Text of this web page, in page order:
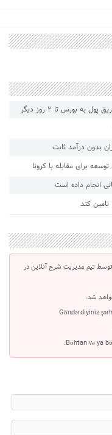
بورس تا ۲ روز دیگر
بدون درآمد ثابت
برای مقابله با کرونا
انجام داده است
تامین کند
تیم مدیریت شرح آنلاین در
شد.
Göndərdiyiniz
Böhtan və ya